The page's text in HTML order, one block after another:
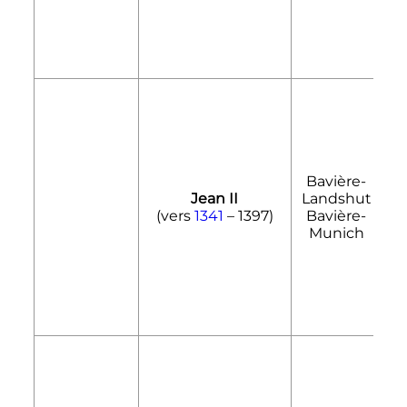
Jean II
(vers 1341 – 1397)
Bavière-
Landshut
Bavière-
Munich